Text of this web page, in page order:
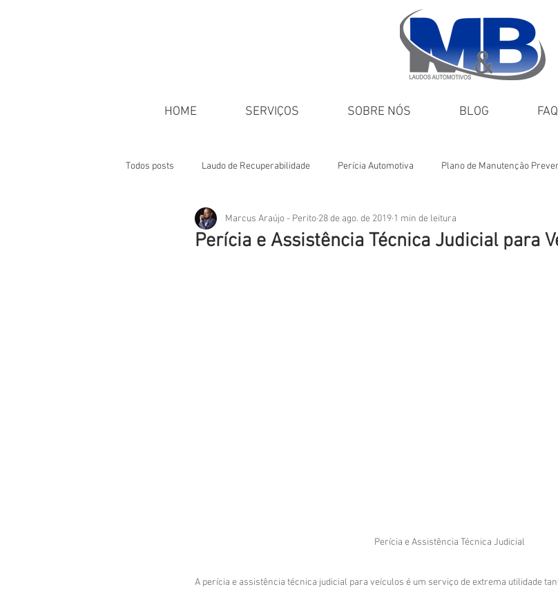
HOME SERVIÇOS SOBRE NÓS BLOG FAQ
Todos posts Laudo de Recuperabilidade Perícia Automotiva Plano de Manutenção
Classificação de Danos ART Dicas M&B Veículos incendiados
Perícia e Assistência Técnica Judicial para
Marcus Araújo - Perito 28 de ago. de 2019 1 min de leitura
Perícia e Assistência Técnica Judicial
A perícia e assistência técnica judicial para veículos é um serviço de extrema utilidade